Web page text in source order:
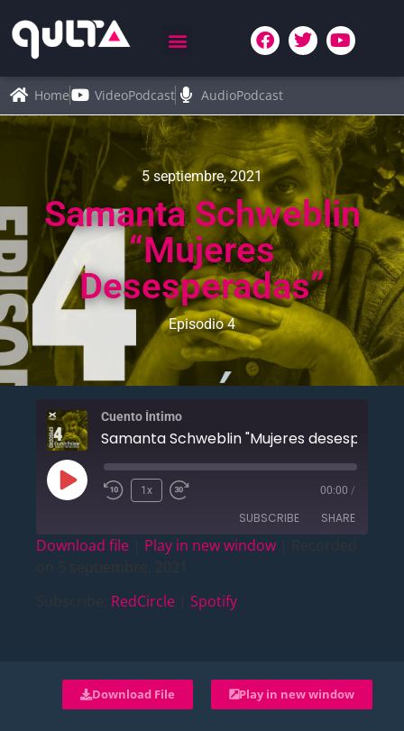
Home VideoPodcast AudioPodcast
5 septiembre, 2021
Samanta Schweblin
“Mujeres
Desesperadas”
Episodio 4
Cuento Íntimo
Samanta Schweblin "Mujeres
1x 00:00 /
SUBSCRIBE SHARE
Download file Play in new window
RedCircle Spotify
Download File Play in new window